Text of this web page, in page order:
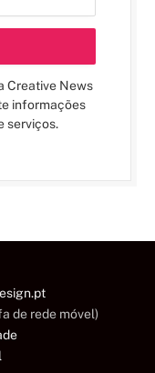
Creative News
informações
serviços.
de rede móvel)